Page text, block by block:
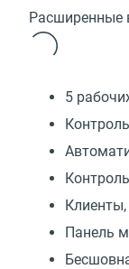
Расширенные
5
Панель